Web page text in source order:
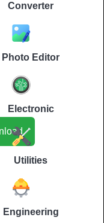
Download
Converter
Photo Editor
Electronic
Utilities
Engineering